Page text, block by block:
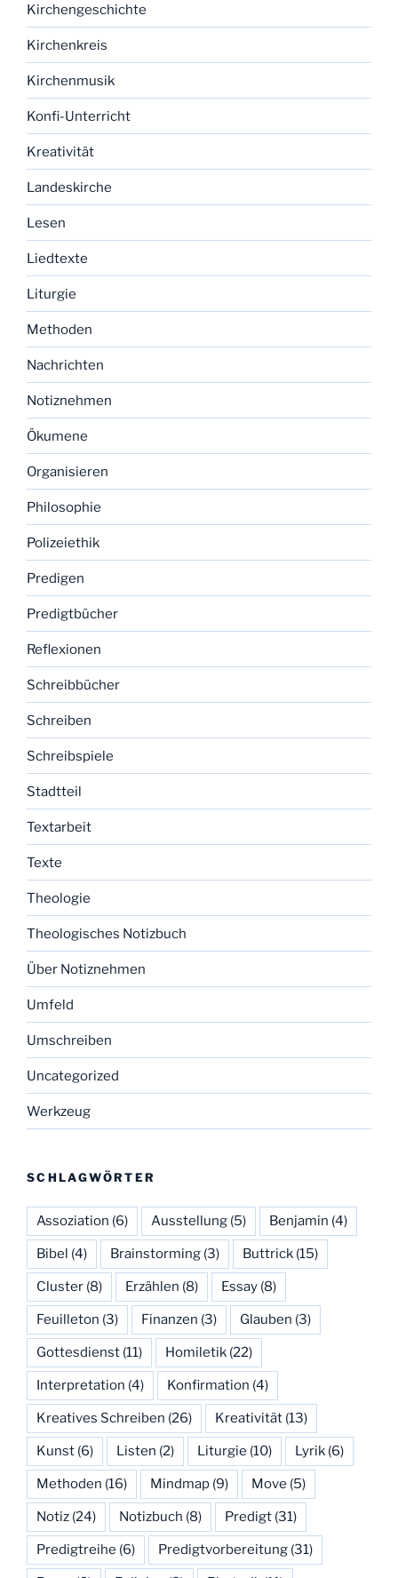
Kirchengeschichte
Kirchenkreis
Kirchenmusik
Konfi-Unterricht
Kreativität
Landeskirche
Lesen
Liedtexte
Liturgie
Methoden
Nachrichten
Notiznehmen
Ökumene
Organisieren
Philosophie
Polizeiethik
Predigen
Predigtbücher
Reflexionen
Schreibbücher
Schreiben
Schreibspiele
Stadtteil
Textarbeit
Texte
Theologie
Theologisches Notizbuch
Über Notiznehmen
Umfeld
Umschreiben
Uncategorized
Werkzeug
SCHLAGWÖRTER
Assoziation (6) Ausstellung (5) Benjamin (4)
Bibel (4) Brainstorming (3) Buttrick (15)
Cluster (8) Erzählen (8) Essay (8)
Feuilleton (3) Finanzen (3) Glauben (3)
Gottesdienst (11) Homiletik (22)
Interpretation (4) Konfirmation (4)
Kreatives Schreiben (26) Kreativität (13)
Kunst (6) Listen (2) Liturgie (10) Lyrik (6)
Methoden (16) Mindmap (9) Move (5)
Notiz (24) Notizbuch (8) Predigt (31)
Predigtreihe (6) Predigtvorbereitung (31)